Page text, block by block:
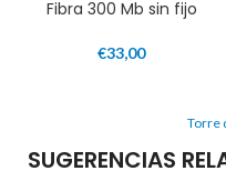
Fibra 300 Mb sin fijo
€33,00
Torre
SUGERENCIAS